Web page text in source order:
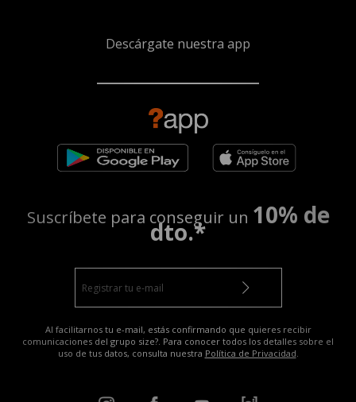
Descárgate nuestra app
Suscríbete para conseguir un 10% de
dto.*
Al facilitarnos tu e-mail, estás confirmando que quieres recibir
comunicaciones del grupo size?. Para conocer todos los detalles sobre el
uso de tus datos, consulta nuestra Política de Privacidad.